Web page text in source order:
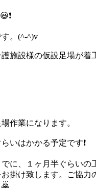
。(^-^)v
施設様の仮設足場が着
作業になります。
いはかかる予定です❗
に、１ヶ月半ぐらいの
掛け致します。ご協力